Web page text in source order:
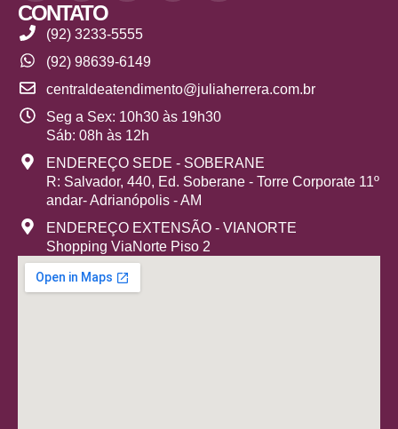
CONTATO
(92) 3233-5555
(92) 98639-6149
centraldeatendimento@juliaherrera.com.br
Seg a Sex: 10h30 às 19h30
Sáb: 08h às 12h
ENDEREÇO SEDE - SOBERANE
R: Salvador, 440, Ed. Soberane - Torre Corporate 11º
andar- Adrianópolis - AM
ENDEREÇO EXTENSÃO - VIANORTE
Shopping ViaNorte Piso 2